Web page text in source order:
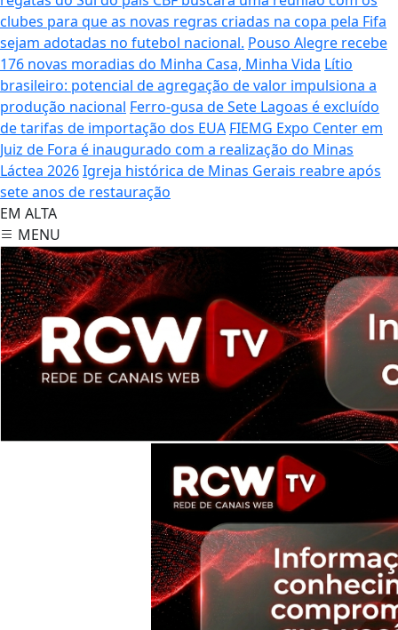
clubes para que as novas regras criadas na copa pela Fifa
sejam adotadas no futebol nacional. Pouso Alegre recebe
176 novas moradias do Minha Casa, Minha Vida Lítio
brasileiro: potencial de agregação de valor impulsiona a
produção nacional Ferro-gusa de Sete Lagoas é excluído
de tarifas de importação dos EUA FIEMG Expo Center em
Juiz de Fora é inaugurado com a realização do Minas
Láctea 2026Igreja histórica de Minas Gerais reabre após
sete anos de restauração
EM ALTA
MENU